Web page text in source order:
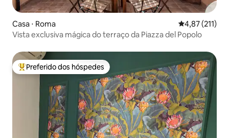
Casa ⋅ Roma 4,87 de uma
4,87 (211)
Vista exclusiva mágica do terraço da Piazza del Popolo
Entre os melhores preferidos dos hóspedes
Preferido dos hóspedes